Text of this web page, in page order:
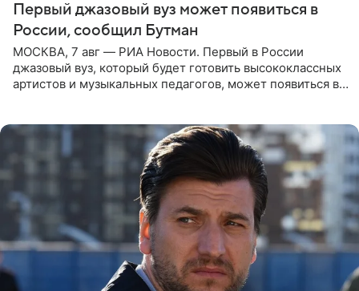
Первый джазовый вуз может появиться в
России, сообщил Бутман
МОСКВА, 7 авг — РИА Новости. Первый в России
джазовый вуз, который будет готовить высококлассных
артистов и музыкальных педагогов, может появиться в